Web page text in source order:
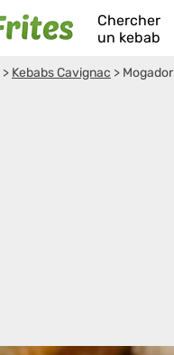
Chercher
un kebab
> Kebabs Cavignac > Mogador